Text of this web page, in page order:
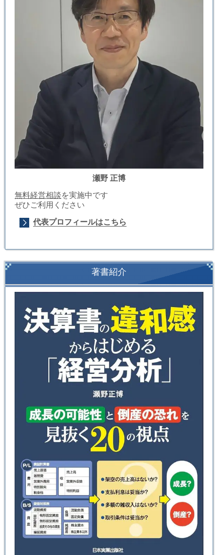
瀬野 正博
無料経営相談を実施中です
ぜひご利用ください
代表プロフィールはこちら
著書紹介